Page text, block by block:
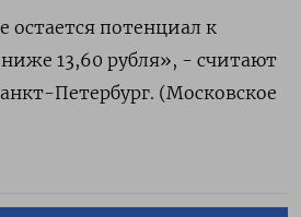
остается потенциал к
13,60 рубля», - считают
Петербург. (Московское